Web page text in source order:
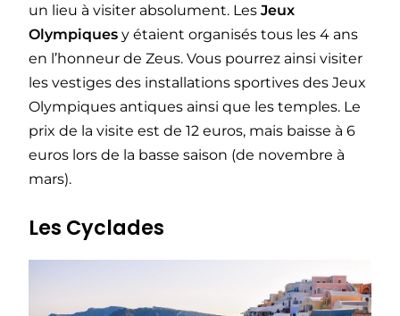
un lieu à visiter absolument. Les Jeux
Olympiques y étaient organisés tous les 4 ans
en l’honneur de Zeus. Vous pourrez ainsi visiter
les vestiges des installations sportives des Jeux
Olympiques antiques ainsi que les temples. Le
prix de la visite est de 12 euros, mais baisse à 6
euros lors de la basse saison (de novembre à
mars).
Les Cyclades